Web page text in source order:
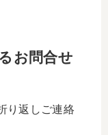
お問合せ
り返しご連絡